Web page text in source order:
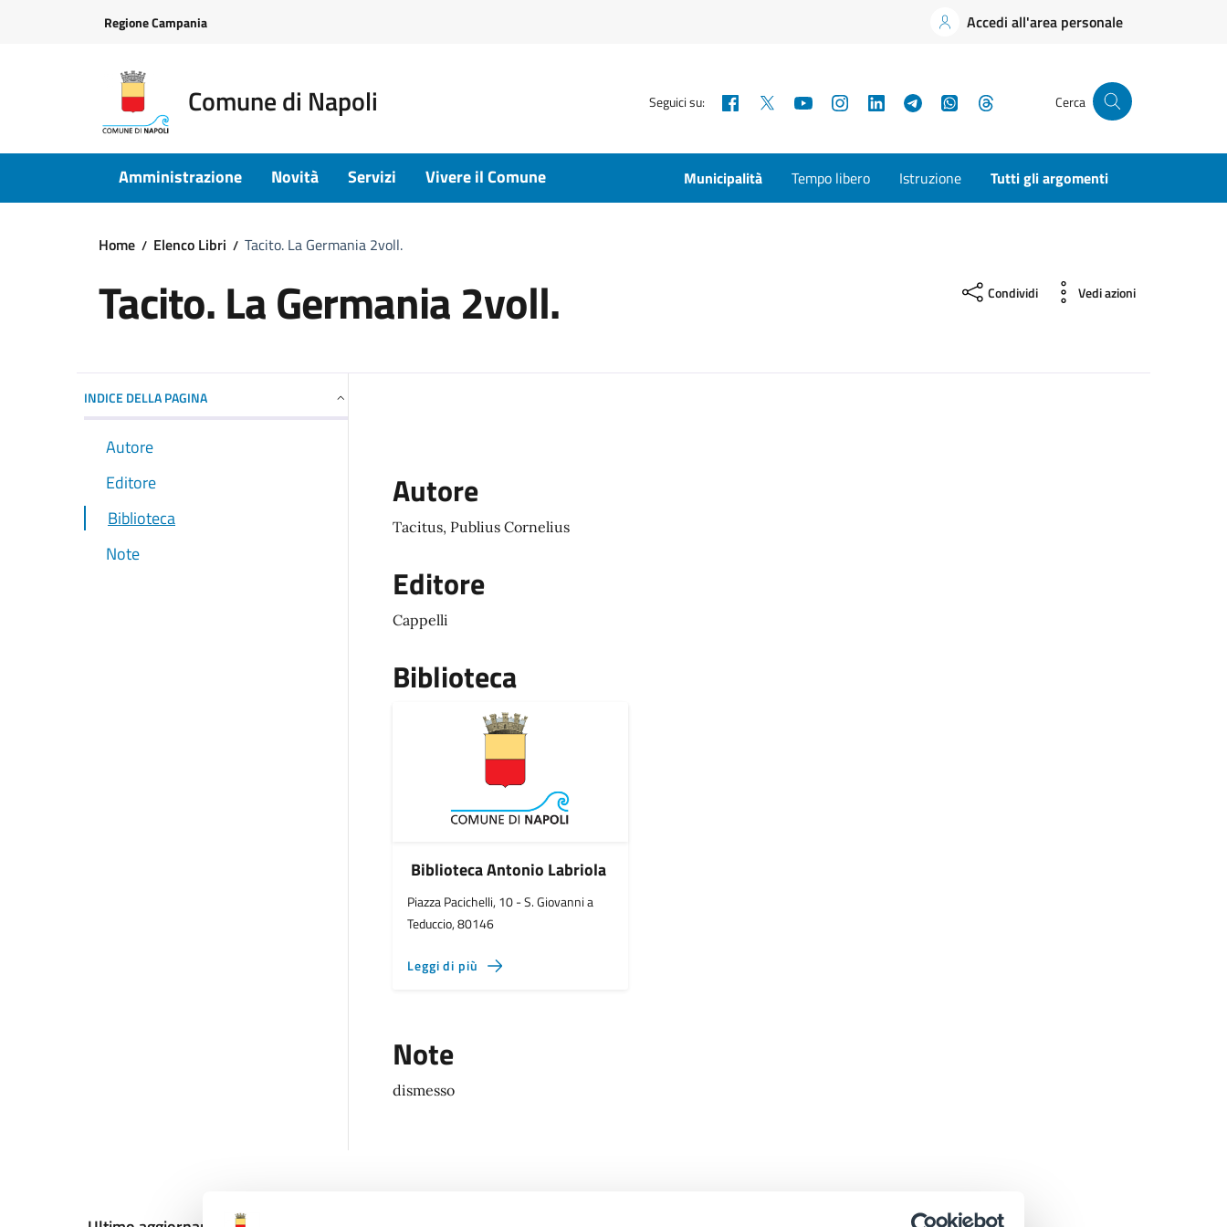
Regione Campania Accedi all'area personale
Comune di Napoli Seguici su: Facebook YouTubeInstagramLinkedInTelegramWhatsApp Cerca
Amministrazione Novità Servizi Vivere il Comune Municipalità Tempo libero Istruzione Tutti gli argomenti
Home Elenco Libri Tacito. La Germania 2voll.
Tacito. La Germania 2voll. Condividi Vedi azioni
INDICE DELLA PAGINA
Autore
Editore
Biblioteca
Note
Autore
Tacitus, Publius Cornelius
Editore
Cappelli
Biblioteca
Biblioteca Antonio Labriola
Piazza Pacichelli, 10 - S. Giovanni a
Teduccio, 80146
Leggi di più
Note
dismesso